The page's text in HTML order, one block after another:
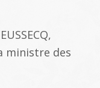
ministre des